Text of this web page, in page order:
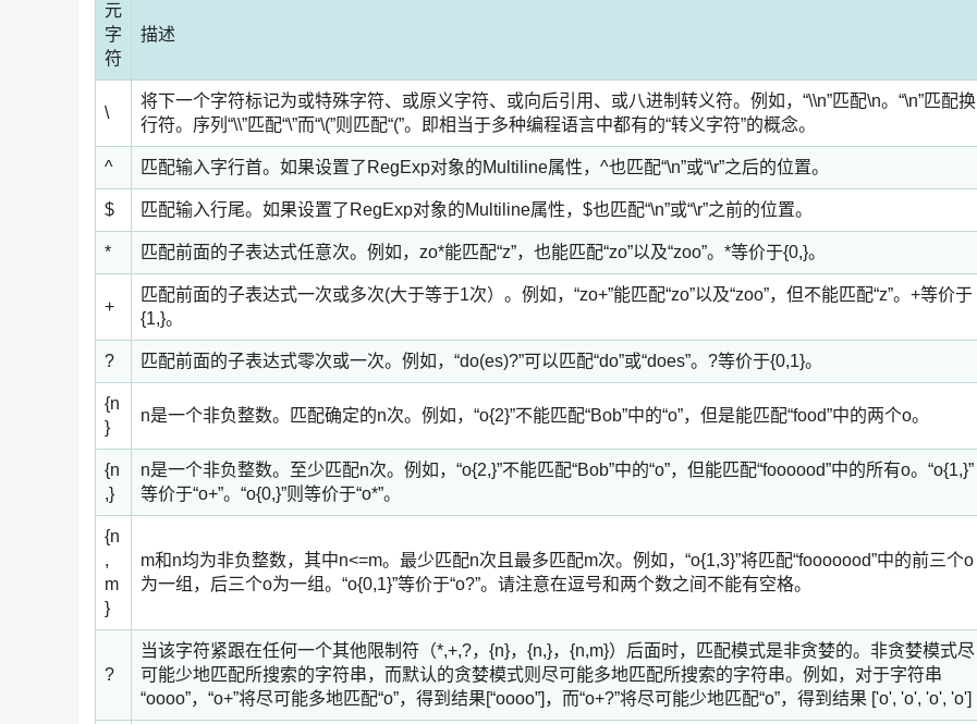
元
字
符
描述
\
将下一个字符标记为或特殊字符、或原义字符、或向后引用、或八进制转义符。例如，“\\n”匹配\n。“\n”匹配换
行符。序列“\\”匹配“\”而“\(”则匹配“(”。即相当于多种编程语言中都有的“转义字符”的概念。
^ 匹配输入字行首。如果设置了RegExp对象的Multiline属性，^也匹配“\n”或“\r”之后的位置。
$ 匹配输入行尾。如果设置了RegExp对象的Multiline属性，$也匹配“\n”或“\r”之前的位置。
* 匹配前面的子表达式任意次。例如，zo*能匹配“z”，也能匹配“zo”以及“zoo”。*等价于{0,}。
+
匹配前面的子表达式一次或多次(大于等于1次）。例如，“zo+”能匹配“zo”以及“zoo”，但不能匹配“z”。+等价于
{1,}。
? 匹配前面的子表达式零次或一次。例如，“do(es)?”可以匹配“do”或“does”。?等价于{0,1}。
{n
}
n是一个非负整数。匹配确定的n次。例如，“o{2}”不能匹配“Bob”中的“o”，但是能匹配“food”中的两个o。
{n
,}
n是一个非负整数。至少匹配n次。例如，“o{2,}”不能匹配“Bob”中的“o”，但能匹配“foooood”中的所有o。“o{1,}”
等价于“o+”。“o{0,}”则等价于“o*”。
{n
,
m
}
m和n均为非负整数，其中n<=m。最少匹配n次且最多匹配m次。例如，“o{1,3}”将匹配“fooooood”中的前三个o
为一组，后三个o为一组。“o{0,1}”等价于“o?”。请注意在逗号和两个数之间不能有空格。
?
当该字符紧跟在任何一个其他限制符（*,+,?，{n}，{n,}，{n,m}）后面时，匹配模式是非贪婪的。非贪婪模式尽
可能少地匹配所搜索的字符串，而默认的贪婪模式则尽可能多地匹配所搜索的字符串。例如，对于字符串
“oooo”，“o+”将尽可能多地匹配“o”，得到结果[“oooo”]，而“o+?”将尽可能少地匹配“o”，得到结果 ['o', 'o', 'o', 'o']